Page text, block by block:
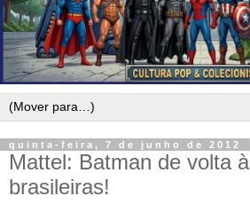
quinta-feira, 7 de junho de 2012
Mattel: Batman de volta
brasileiras!